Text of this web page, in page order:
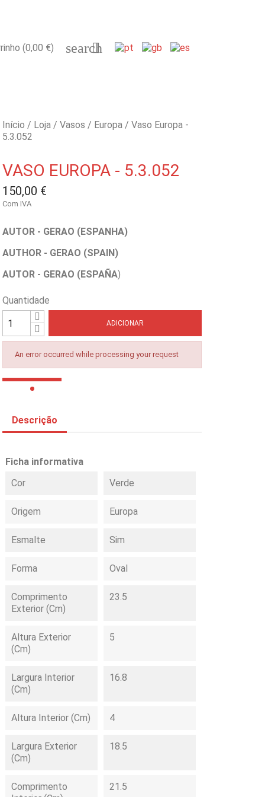
(0,00 €) search

Início Loja Vasos Europa
Vaso Europa -
5.3.052
VASO EUROPA - 5.3.052
150,00 €
Com IVA
AUTOR - GERAO (ESPANHA)
AUTHOR - GERAO (SPAIN)
AUTOR - GERAO (ESPAÑA)
Quantidade
ADICIONAR
An error occurred while processing your request
Descrição
Ficha informativa
Cor
Verde
Origem Europa
Esmalte Sim
Forma Oval
Comprimento
Exterior (cm)
23.5
Altura Exterior
(cm)
5
Largura Interior
(cm)
16.8
Altura Interior (cm) 4
Largura Exterior
(cm)
18.5
Comprimento
21.5